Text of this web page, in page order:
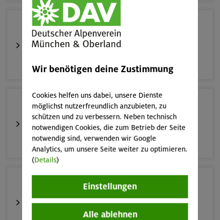
16.08.26
Schnupperkletterkurs indoor
München
19.08.26
Schnupperkletterkurs indoor
München
Bouldern für Einsteiger indoor
Wir benötigen deine Zustimmung
Cookies helfen uns dabei, unsere Dienste
möglichst nutzerfreundlich anzubieten, zu
schützen und zu verbessern. Neben technisch
notwendigen Cookies, die zum Betrieb der Seite
notwendig sind, verwenden wir Google
Analytics, um unsere Seite weiter zu optimieren.
(Details)
Einstellungen
Alle ablehnen